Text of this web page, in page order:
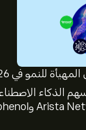
للنمو في 2026